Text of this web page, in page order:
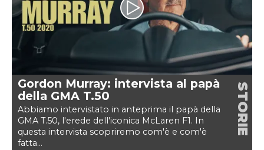
Gordon Murray: intervista al papà
della GMA T.50
Abbiamo intervistato in anteprima il papà della
GMA T.50, l'erede dell'iconica McLaren F1. In
questa intervista scopriremo com'è e com'è
fatta...
STORIE